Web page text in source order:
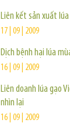
Liên kết sản xuất
17 | 09 | 2009
Dịch bệnh hại lúa
16 | 09 | 2009
Liên doanh lúa gạo
nhìn lại
16 | 09 | 2009